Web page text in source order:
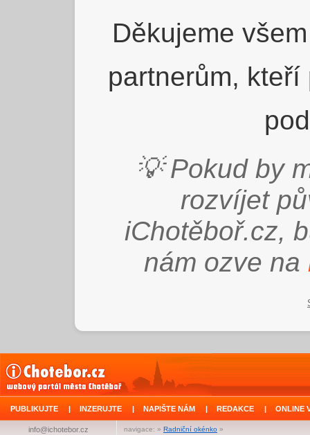
Děkujeme
partnerům,
💡 Pokud by
rozvíjet
iChotěboř.cz,
nám ozve na
PUBLIKUJTE | INZERUJTE | NAPIŠTE NÁM | REDAKCE | ONLINE
navigace: » Radniční okénko »
info@ichotebor.cz